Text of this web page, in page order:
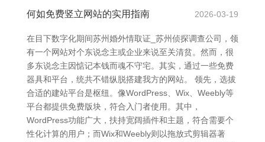
何如免费竖立网站的实用指南 2026-03-19
在目下数字化期间苏州婚外情取证_苏州侦探调查公司，领
有一个网站对个东说念主或企业来说至关清贫。然而，很
多东说念主因惦记本钱而魂不守宅。其实，通过一些免费
器具和平台，统共不错纵脱搭建我方的网站。 领先，选拔
合适的建站平台是枢纽。像WordPress、Wix、Weebly等
平台都提供免费版块，符合入门者使用。其中，
WordPress功能广大，扶持宽阔插件和主题，符合需要个
性化计算的用户；而Wix和Weebly则以拖放式剪辑器著